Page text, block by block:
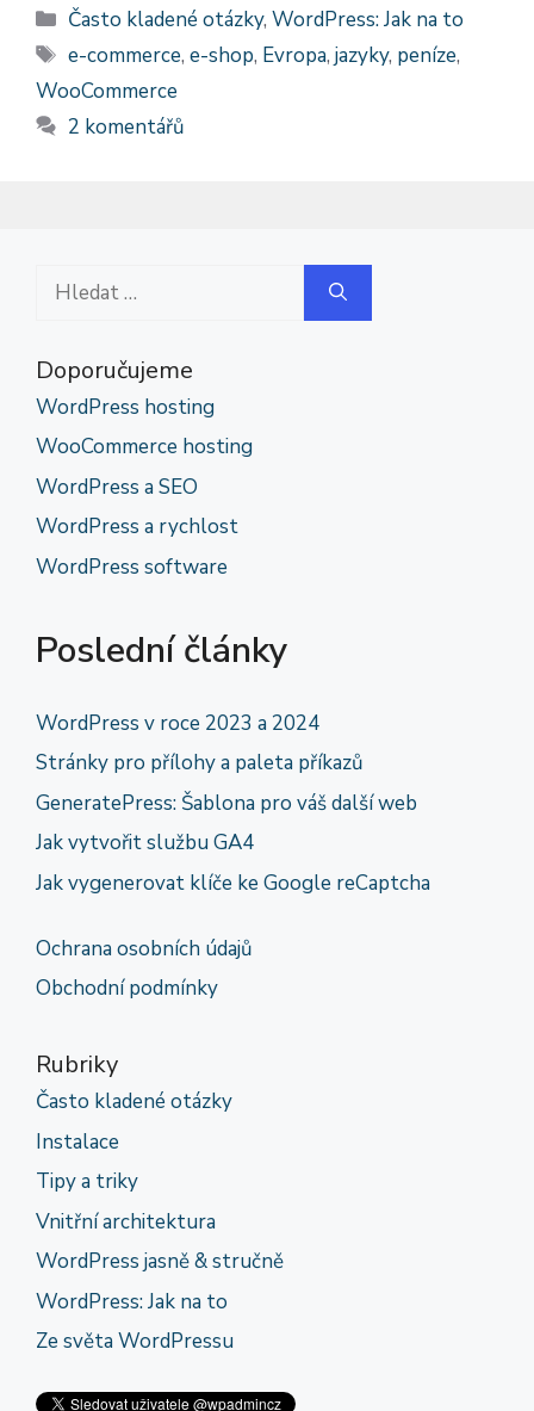
Rubriky
Často kladené otázky,WordPress: Jak na to
Štítky
e-commerce,e-shop, Evropa,jazyky, peníze,
WooCommerce
2 komentářů
Hledat:
Doporučujeme
WordPress hosting
WooCommerce hosting
WordPress a SEO
WordPress a rychlost
WordPress software
Poslední články
WordPress v roce 2023 a 2024
Stránky pro přílohy a paleta příkazů
GeneratePress: Šablona pro váš další web
Jak vytvořit službu GA4
Jak vygenerovat klíče ke Google reCaptcha
Ochrana osobních údajů
Obchodní podmínky
Rubriky
Často kladené otázky
Instalace
Tipy a triky
Vnitřní architektura
WordPress jasně & stručně
WordPress: Jak na to
Ze světa WordPressu